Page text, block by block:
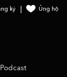
Podcast